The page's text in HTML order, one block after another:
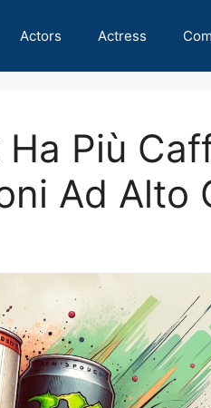
Actors Actress
Più
Ad Alto